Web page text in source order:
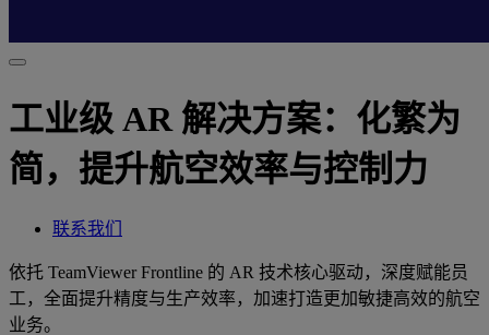
工业级 AR 解决方案：化繁为
简，提升航空效率与控制力
联系我们
依托 TeamViewer Frontline 的 AR 技术核心驱动，深度赋能员
工，全面提升精度与生产效率，加速打造更加敏捷高效的航空
业务。